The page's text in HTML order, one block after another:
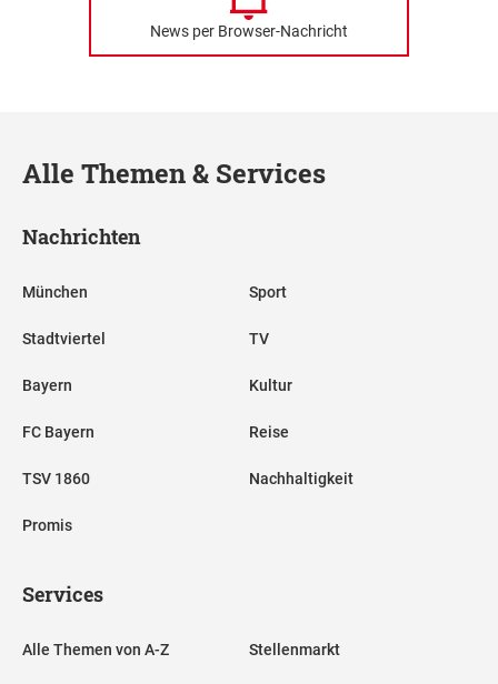
News per Browser-Nachricht
Alle Themen & Services
Nachrichten
München
Stadtviertel
Bayern
FC Bayern
TSV 1860
Promis
Sport
TV
Kultur
Reise
Nachhaltigkeit
Services
Alle Themen von A-Z Stellenmarkt